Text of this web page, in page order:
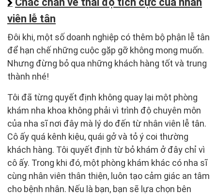
viên lễ tân
Đôi khi, một số doanh nghiệp có thêm bộ phận lễ tân
để hạn chế những cuộc gặp gỡ không mong muốn.
Nhưng đừng bỏ qua những khách hàng tốt và trung
thành nhé!
Tôi đã từng quyết định không quay lại một phòng
khám nha khoa không phải vì trình độ chuyên môn
của nha sĩ nơi đây mà lý do đến từ nhân viên lễ tân.
Cô ấy quá kênh kiệu, quái gở và tỏ ý coi thường
khách hàng. Tôi quyết định từ bỏ khám ở đây chỉ vì
cô ấy. Trong khi đó, một phòng khám khác có nha sĩ
cùng nhân viên thân thiện, luôn tạo cảm giác an tâm
cho bệnh nhân. Nếu là bạn, bạn sẽ lựa chọn bên